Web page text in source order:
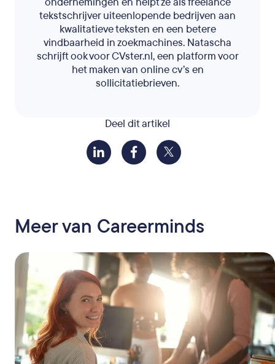
Deel dit artikel
tekstschrijver uiteenlopende bedrijven aan
kwalitatieve teksten en een betere
vindbaarheid in zoekmachines. Natascha
schrijft ook voor CVster.nl, een platform voor
het maken van online cv’s en
sollicitatiebrieven.
Meer van Careerminds